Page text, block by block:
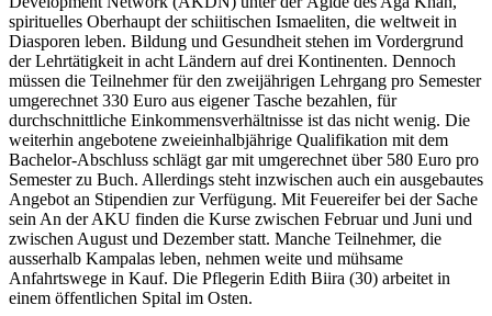
spirituelles Oberhaupt der schiitischen Ismaeliten, die weltweit in
Diasporen leben. Bildung und Gesundheit stehen im Vordergrund
der Lehrtätigkeit in acht Ländern auf drei Kontinenten. Dennoch
müssen die Teilnehmer für den zweijährigen Lehrgang pro Semester
umgerechnet 330 Euro aus eigener Tasche bezahlen, für
durchschnittliche Einkommensverhältnisse ist das nicht wenig. Die
weiterhin angebotene zweieinhalbjährige Qualifikation mit dem
Bachelor-Abschluss schlägt gar mit umgerechnet über 580 Euro pro
Semester zu Buch. Allerdings steht inzwischen auch ein ausgebautes
Angebot an Stipendien zur Verfügung. Mit Feuereifer bei der Sache
sein An der AKU finden die Kurse zwischen Februar und Juni und
zwischen August und Dezember statt. Manche Teilnehmer, die
ausserhalb Kampalas leben, nehmen weite und mühsame
Anfahrtswege in Kauf. Die Pflegerin Edith Biira (30) arbeitet in
einem öffentlichen Spital im Osten.